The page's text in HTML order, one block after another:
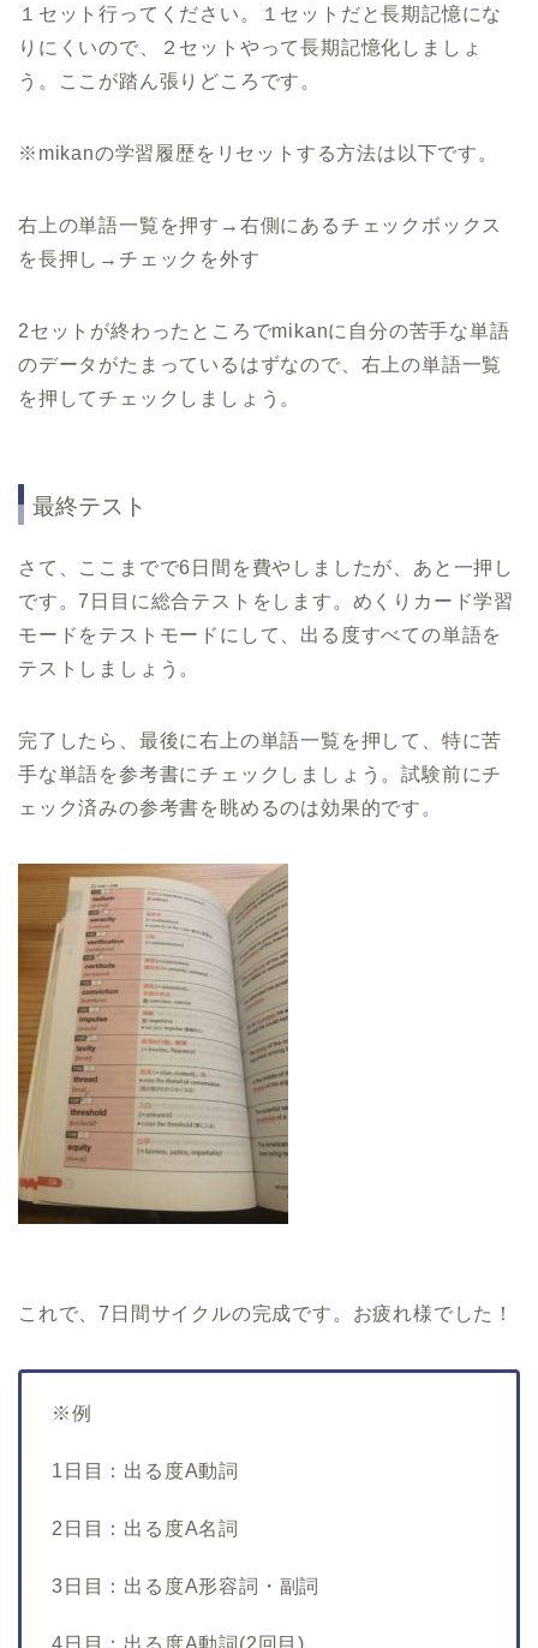
１セット行ってください。１セットだと長期記憶にな
りにくいので、２セットやって長期記憶化しましょ
う。ここが踏ん張りどころです。
※ mikanの学習履歴をリセットする方法は以下です。
右上の単語一覧を押す → 右側にあるチェックボックス
を長押し → チェックを外す
2セットが終わったところでmikanに自分の苦手な単語
のデータがたまっているはずなので、右上の単語一覧
を押してチェックしましょう。
最終テスト
さて、ここまでで6 日間を費やしましたが、あと一押し
です。7 日目に総合テストをします。めくりカード学習
モードをテストモードにして、出る度すべての単語を
テストしましょう。
完了したら、最後に右上の単語一覧を押して、特に苦
手な単語を参考書にチェックしましょう。試験前にチ
ェック済みの参考書を眺めるのは効果的です。
これで、7 日間サイクルの完成です。お疲れ様でした！
※例
1 日目：出る度A動詞
2 日目：出る度A名詞
3 日目：出る度A形容詞・副詞
4 日目：出る度A動詞(2回目)